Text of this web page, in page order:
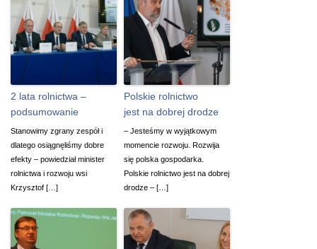
2 lata rolnictwa –
podsumowanie
Stanowimy zgrany zespół i
dlatego osiągnęliśmy dobre
efekty – powiedział minister
rolnictwa i rozwoju wsi
Krzysztof […]
Polskie rolnictwo
jest na dobrej drodze
– Jesteśmy w wyjątkowym
momencie rozwoju. Rozwija
się polska gospodarka.
Polskie rolnictwo jest na dobrej
drodze – […]